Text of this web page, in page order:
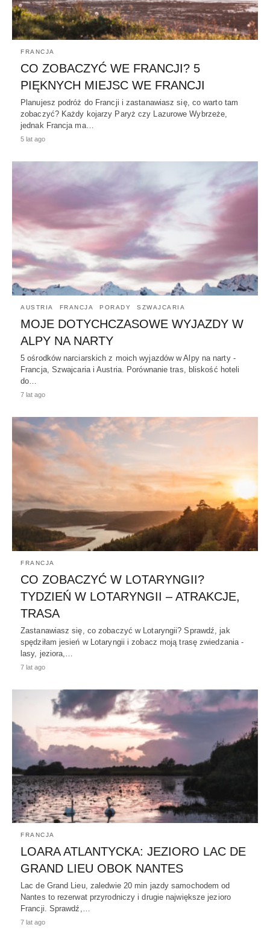
FRANCJA
CO ZOBACZYĆ WE FRANCJI? 5
PIĘKNYCH MIEJSC WE FRANCJI
Planujesz podróż do Francji i zastanawiasz się, co warto tam
zobaczyć? Każdy kojarzy Paryż czy Lazurowe Wybrzeże,
jednak Francja ma…
5 lat ago
AUSTRIA FRANCJA PORADY SZWAJCARIA
MOJE DOTYCHCZASOWE WYJAZDY W
ALPY NA NARTY
5 ośrodków narciarskich z moich wyjazdów w Alpy na narty -
Francja, Szwajcaria i Austria. Porównanie tras, bliskość hoteli
do…
7 lat ago
FRANCJA
CO ZOBACZYĆ W LOTARYNGII?
TYDZIEŃ W LOTARYNGII – ATRAKCJE,
TRASA
Zastanawiasz się, co zobaczyć w Lotaryngii? Sprawdź, jak
spędziłam jesień w Lotaryngii i zobacz moją trasę zwiedzania -
lasy, jeziora,…
7 lat ago
FRANCJA
LOARA ATLANTYCKA: JEZIORO LAC DE
GRAND LIEU OBOK NANTES
Lac de Grand Lieu, zaledwie 20 min jazdy samochodem od
Nantes to rezerwat przyrodniczy i drugie największe jezioro
Francji. Sprawdź,…
7 lat ago